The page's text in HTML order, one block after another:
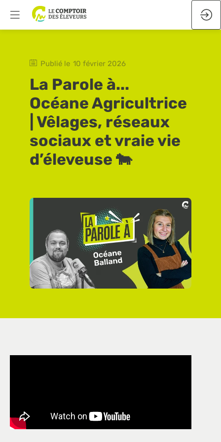
Publié le 10 février 2026
La Parole à...
Océane Agricultrice
| Vêlages, réseaux
sociaux et vraie vie
d’éleveuse 🐄